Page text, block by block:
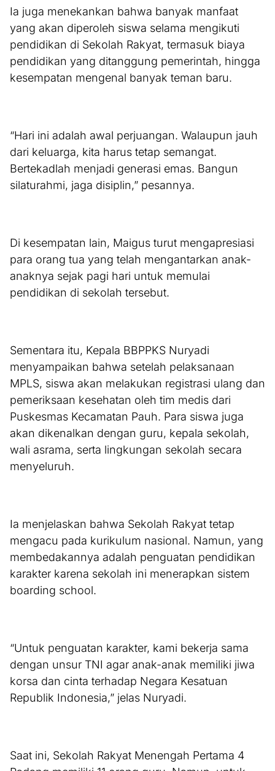
Ia juga menekankan bahwa banyak manfaat
yang akan diperoleh siswa selama mengikuti
pendidikan di Sekolah Rakyat, termasuk biaya
pendidikan yang ditanggung pemerintah, hingga
kesempatan mengenal banyak teman baru.
“Hari ini adalah awal perjuangan. Walaupun jauh
dari keluarga, kita harus tetap semangat.
Bertekadlah menjadi generasi emas. Bangun
silaturahmi, jaga disiplin,” pesannya.
Di kesempatan lain, Maigus turut mengapresiasi
para orang tua yang telah mengantarkan anak-
anaknya sejak pagi hari untuk memulai
pendidikan di sekolah tersebut.
Sementara itu, Kepala BBPPKS Nuryadi
menyampaikan bahwa setelah pelaksanaan
MPLS, siswa akan melakukan registrasi ulang dan
pemeriksaan kesehatan oleh tim medis dari
Puskesmas Kecamatan Pauh. Para siswa juga
akan dikenalkan dengan guru, kepala sekolah,
wali asrama, serta lingkungan sekolah secara
menyeluruh.
Ia menjelaskan bahwa Sekolah Rakyat tetap
mengacu pada kurikulum nasional. Namun, yang
membedakannya adalah penguatan pendidikan
karakter karena sekolah ini menerapkan sistem
boarding school.
“Untuk penguatan karakter, kami bekerja sama
dengan unsur TNI agar anak-anak memiliki jiwa
korsa dan cinta terhadap Negara Kesatuan
Republik Indonesia,” jelas Nuryadi.
Saat ini, Sekolah Rakyat Menengah Pertama 4